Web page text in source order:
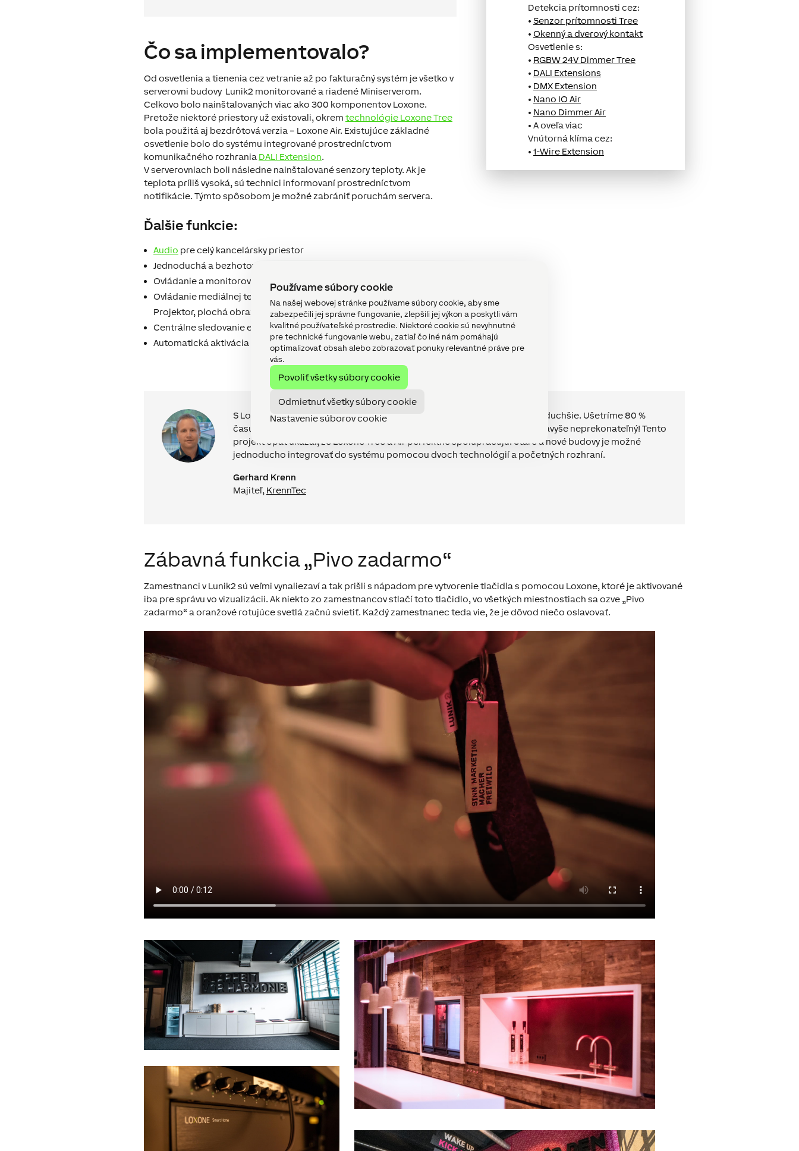
Používame súbory cookie
Na našej webovej stránke používame súbory cookie, aby sme
zabezpečili jej správne fungovanie, zlepšili jej výkon a poskytli vám
kvalitné používateľské prostredie. Niektoré cookie sú nevyhnutné
pre technické fungovanie webu, zatiaľ čo iné nám pomáhajú
optimalizovať obsah alebo zobrazovať ponuky relevantné práve pre
vás.
Povoliť všetky súbory cookie
Odmietnuť všetky súbory cookie
Nastavenie súborov cookie
Čo sa implementovalo?
Od osvetlenia a tienenia cez vetranie až po fakturačný systém je všetko v
serverovni budovy Lunik2 monitorované a riadené Miniserverom.
Celkovo bolo nainštalovaných viac ako 300 komponentov Loxone.
Pretože niektoré priestory už existovali, okrem technológie Loxone Tree
bola použitá aj bezdrôtová verzia – Loxone Air. Existujúce základné
osvetlenie bolo do systému integrované prostredníctvom
komunikačného rozhrania DALI Extension.
V serverovniach boli následne nainštalované senzory teploty. Ak je
teplota príliš vysoká, sú technici informovaní prostredníctvom
notifikácie. Týmto spôsobom je možné zabrániť poruchám servera.
Ďalšie funkcie:
Audio pre celý kancelársky priestor
Jednoduchá a bezhotovostná fakturácia nápojov pomocou i-Buttonu
Ovládanie a monitorovanie
ventilácie
Ovládanie mediálnej technológie v zasadacích miestnostiach (napr.
Projektor, plochá obrazovka, systém Bose, …)
Centrálne sledovanie externých IP kamier v kancelárskej budove
Automatická aktivácia
Alarmu
Detekcia prítomnosti cez:
•Senzor prítomnosti Tree
• Okenný a dverový kontakt
Osvetlenie s:
• RGBW 24V Dimmer Tree
• DALI Extensions
• DMX Extension
• Nano IO Air
• Nano Dimmer Air
• A oveľa viac
Vnútorná klíma cez:
•1-Wire Extension
S Loxone je všetko v porovnaní s inými systémami oveľa rýchlejšie a jednoduchšie. Ušetríme 80 %
času pri inštalácii a programovaní. Energetický manažment s Loxone je navyše neprekonateľný! Tento
projekt opäť ukázal, že Loxone Tree a Air perfektne spolupracujú. Staré a nové budovy je možné
jednoducho integrovať do systému pomocou dvoch technológií a početných rozhraní.
Gerhard Krenn
Majiteľ, KrennTec
Zábavná funkcia „Pivo zadarmo“
Zamestnanci v Lunik2 sú veľmi vynaliezaví a tak prišli s nápadom pre vytvorenie tlačidla s pomocou Loxone, ktoré je aktivované
iba pre správu vo vizualizácii. Ak niekto zo zamestnancov stlačí toto tlačidlo, vo všetkých miestnostiach sa ozve „Pivo
zadarmo“ a oranžové rotujúce svetlá začnú svietiť. Každý zamestnanec teda vie, že je dôvod niečo oslavovať.